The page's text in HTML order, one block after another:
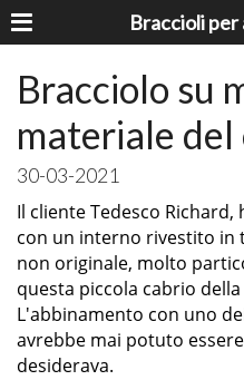
Bracciolo su
materiale del
30-03-2021
Il cliente Tedesco Richard,
con un interno rivestito in
non originale, molto
questa piccola cabrio della
L'abbinamento con uno
avrebbe mai potuto
desiderava.